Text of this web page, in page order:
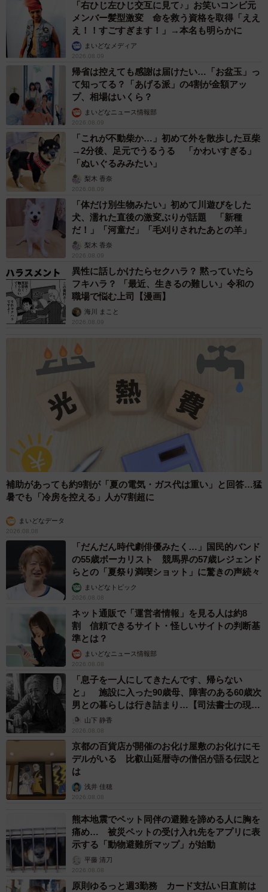
「右ひじ左ひじ交互に見て♪」お笑いコンビ元
メンバー髪型激変 命を救う資格を取得「ええ
え！！すごすぎます！」→本名も明らかに
まいどなメディア
2026.08.09
帰省は控えても感謝は届けたい…「お盆玉」っ
て知ってる？「あげる派」の4割が金額アッ
プ、相場はいくら？
まいどなニュース情報部
2026.08.09
「これが不動柴か…」初めて外を散歩した豆柴
→2分後、足元でうるうる 「かわいすぎる」
「ぬいぐるみみたい」
梨木 香奈
2026.08.09
「体だけ別生物みたい」初めて川遊びをした
犬、濡れた直後の激変ぶりが話題 「新種
だ！」「河童だ」「毛刈りされたあとの羊」
梨木 香奈
2026.08.09
異性に話しかけたらセクハラ？ 黙っていたら
フキハラ？ 「最近、生きるの難しい」令和の
職場で悩む上司【漫画】
海川 まこと
2026.08.09
補助があっても約9割が「夏の電気・ガス代は重い」と回答…猛
暑でも「冷房を控える」人が7割超に
まいどなデータ
2026.08.08
「だんだん時代劇俳優みたく…」国民的バンド
の55歳ボーカリスト 競馬界の57歳レジェンド
らとの「夏祭り満喫ショット」に驚きの声続々
まいどなトピック
2026.08.08
ネット通販で「運営者情報」を見る人は約8
割 信頼できるサイト・怪しいサイトの判断基
準とは？
まいどなニュース情報部
2026.08.08
「息子を一人にしてきたんです、帰らない
と」 施設に入った90歳母、障害のある60歳次
男との暮らしは行き詰まり…【司法書士の現場
から】山下 静香
2026.08.08
京都の百貨店が開催のお化け屋敷のお化けにモ
デルがいる 比叡山延暦寺の僧侶が語る伝説と
は
浅井 佳穂
2026.08.08
熊本地震でペット同伴の避難を諦める人に胸を
痛め… 被災ペットの受け入れ先をアプリに表
示する「動物避難所マップ」が始動
平藤 清刀
2026.08.08
原則ゆるっと週3勤務 カード支払い日直前は